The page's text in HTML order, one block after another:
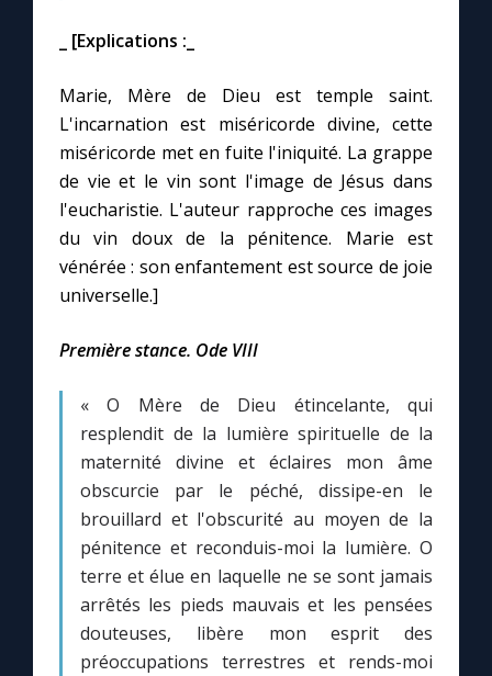
Faire un don
Marie de Nazareth
_ [Explications :_
Marie, Mère de Dieu est temple saint.
L'incarnation est miséricorde divine, cette
miséricorde met en fuite l'iniquité. La grappe
de vie et le vin sont l'image de Jésus dans
l'eucharistie. L'auteur rapproche ces images
du vin doux de la pénitence. Marie est
vénérée : son enfantement est source de joie
universelle.]
Première stance. Ode VIII
« O Mère de Dieu étincelante, qui
resplendit de la lumière spirituelle de la
maternité divine et éclaires mon âme
obscurcie par le péché, dissipe-en le
brouillard et l'obscurité au moyen de la
pénitence et reconduis-moi la lumière. O
terre et élue en laquelle ne se sont jamais
arrêtés les pieds mauvais et les pensées
douteuses, libère mon esprit des
préoccupations terrestres et rends-moi